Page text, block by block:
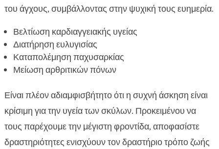
του άγχους, συμβάλλοντας στην ψυχική τους ευημερία.
Βελτίωση καρδιαγγειακής υγείας
Διατήρηση ευλυγισίας
Καταπολέμηση παχυσαρκίας
Μείωση αρθριτικών πόνων
Είναι πλέον αδιαμφισβήτητο ότι η συχνή άσκηση είναι
κρίσιμη για την υγεία των σκύλων. Προκειμένου να
τους παρέχουμε την μέγιστη φροντίδα, αποφασίστε
δραστηριότητες ενισχύουν τον δραστήριο τρόπο ζωής